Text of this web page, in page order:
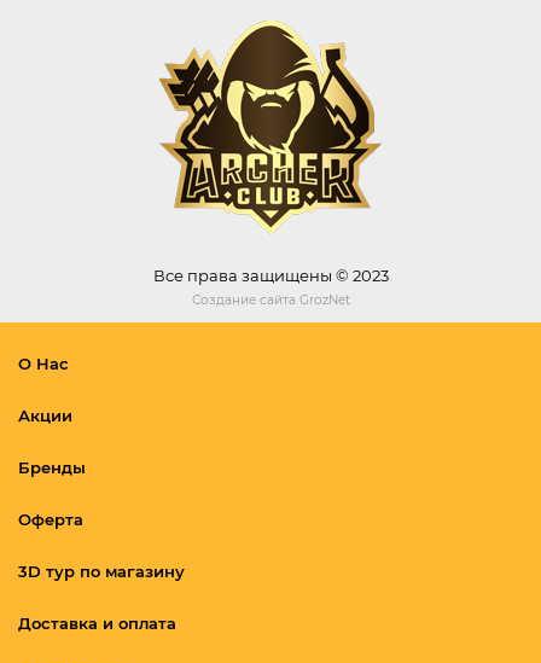
Все права защищены © 2023
Создание сайта GrozNet
О Нас
Акции
Бренды
Оферта
3D тур по магазину
Доставка и оплата